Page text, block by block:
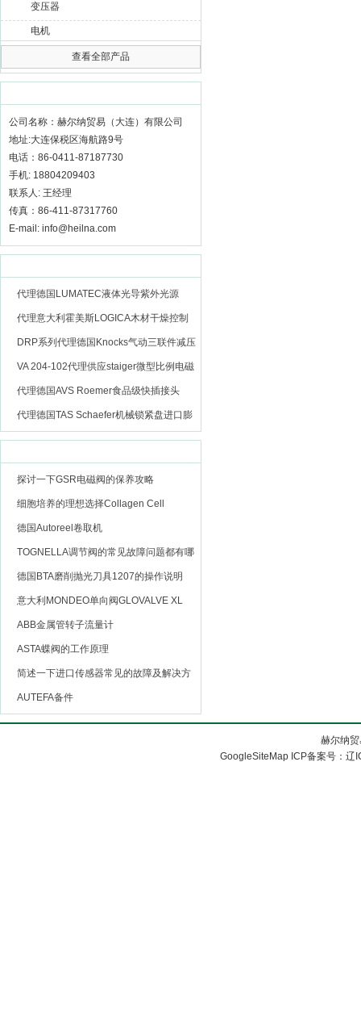
变压器
电机
查看全部产品
公司名称：赫尔纳贸易（大连）有限公司
地址:大连保税区海航路9号
电话：86-0411-87187730
手机: 18804209403
联系人: 王经理
传真：86-411-87317760
E-mail: info@heilna.com
代理德国LUMATEC液体光导紫外光源
代理意大利霍美斯LOGICA木材干燥控制
仪
DRP系列代理德国Knocks气动三联件减压
阀
VA 204-102代理供应staiger微型比例电磁
阀
代理德国AVS Roemer食品级快插接头
代理德国TAS Schaefer机械锁紧盘进口膨
胀套
探讨一下GSR电磁阀的保养攻略
细胞培养的理想选择Collagen Cell
Carrier (CCC) 胶原蛋白细胞载体膜
德国Autoreel卷取机
TOGNELLA调节阀的常见故障问题都有哪
些呢？
德国BTA磨削抛光刀具1207的操作说明
意大利MONDEO单向阀GLOVALVE XL
ABB金属管转子流量计
ASTA蝶阀的工作原理
简述一下进口传感器常见的故障及解决方
法
AUTEFA备件
赫尔纳
GoogleSiteMap ICP备案号：辽